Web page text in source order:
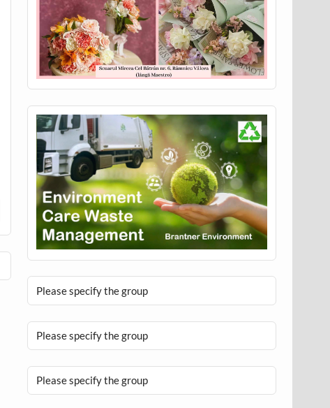
Please specify the group
Please specify the group
Please specify the group